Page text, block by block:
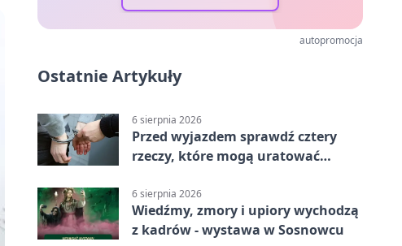
autopromocja
Ostatnie Artykuły
6 sierpnia 2026
Przed wyjazdem sprawdź cztery
rzeczy, które mogą uratować
6 sierpnia 2026
Wiedźmy, zmory i upiory wychodzą
z kadrów - wystawa w Sosnowcu